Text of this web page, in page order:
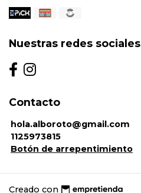
Nuestras redes sociales
Contacto
hola.alboroto@gmail.com
1125973815
Botón de arrepentimiento
Creado con